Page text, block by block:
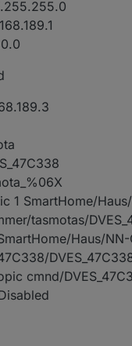
1 SmartHome/
tasmotas/
Haus/
cmnd/